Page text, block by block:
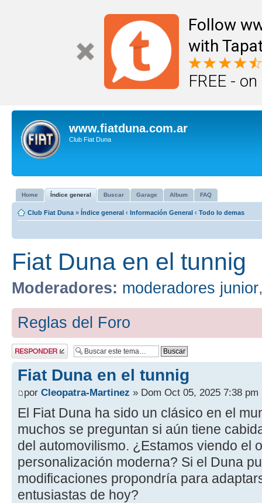
Follow
with
FREE -
www.fiatduna.com.ar
Club Fiat Duna
Home Índice general Buscar Garage Album FAQ
Club Fiat Duna » Índice general ‹ Información General ‹ Todo lo demas
Fiat Duna en el tunnig
Moderadores: moderadores junior
Reglas del Foro
Publicar una
respuesta
Fiat Duna en el tunnig
por Cleopatra-Martinez » Dom Oct 05, 2025 7:38 pm
El Fiat Duna ha sido un clásico en el
muchos se preguntan si aún tiene
del automovilismo. ¿Estamos viendo el
personalización moderna? Si el Duna
modificaciones propondría para
entusiastas de hoy?